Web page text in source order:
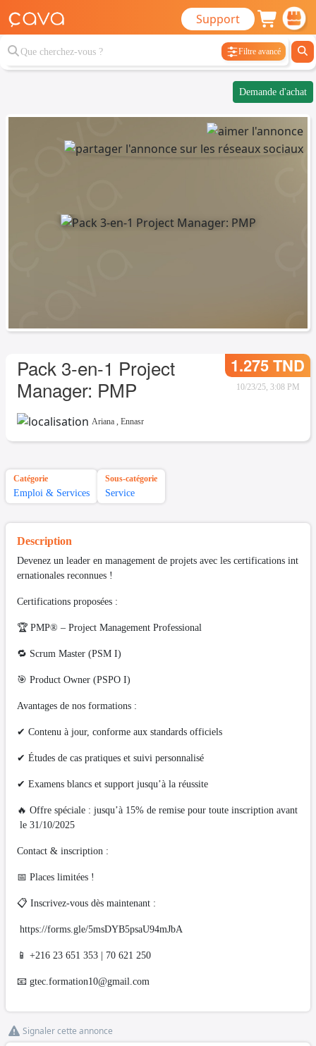
Support
Filtre avancé
Demande d'achat
Pack 3-en-1 Project
Manager: PMP
1.275 TND
10/23/25, 3:08 PM
Ariana , Ennasr
Catégorie
Emploi & Services
Sous-catégorie
Service
Description
Devenez un leader en management de projets avec les certifications int
ernationales reconnues !
Certifications proposées :
🏆 PMP® – Project Management Professional
🔁 Scrum Master (PSM I)
🎯 Product Owner (PSPO I)
Avantages de nos formations :
✔ Contenu à jour, conforme aux standards officiels
✔ Études de cas pratiques et suivi personnalisé
✔ Examens blancs et support jusqu’à la réussite
🔥 Offre spéciale : jusqu’à 15% de remise pour toute inscription avant
le 31/10/2025
Contact & inscription :
📅 Places limitées !
📋 Inscrivez-vous dès maintenant :
https://forms.gle/5msDYB5psaU94mJbA
📱 +216 23 651 353 | 70 621 250
📧 gtec.formation10@gmail.com
Signaler cette annonce